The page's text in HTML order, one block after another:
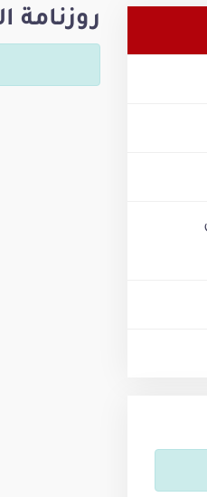
روزنامة